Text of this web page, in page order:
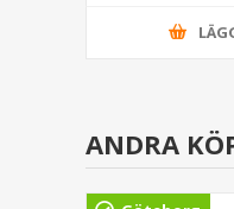
ANDRA